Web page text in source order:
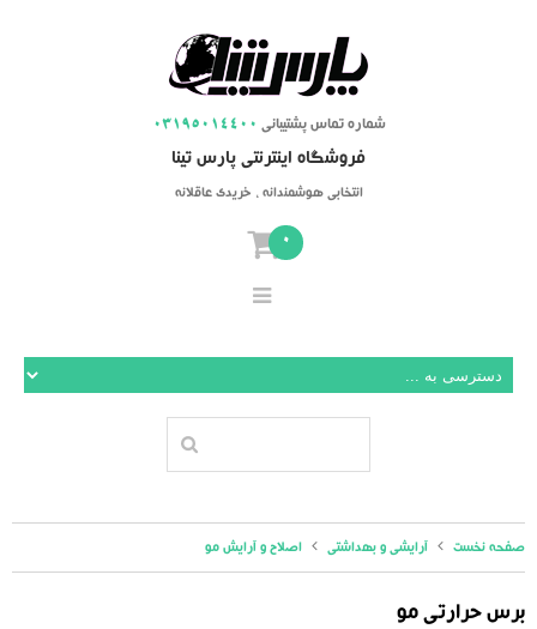
03195014400 شماره تماس پشتیبانی
فروشگاه اینترنتی پارس تینا
انتخابی هوشمندانه ، خریدی عاقلانه
0
صفحه نخست آرایشی و بهداشتی اصلاح و آرایش مو
برس حرارتی مو